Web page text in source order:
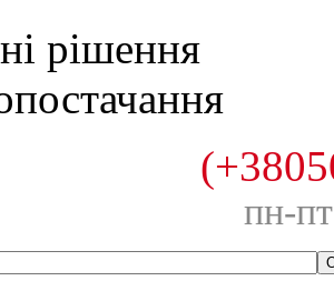
рішення
пн-